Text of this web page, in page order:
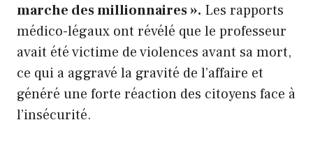
marche des millionnaires ». Les rapports
médico-légaux ont révélé que le professeur
avait été victime de violences avant sa mort,
ce qui a aggravé la gravité de l’affaire et
généré une forte réaction des citoyens face à
l’insécurité.